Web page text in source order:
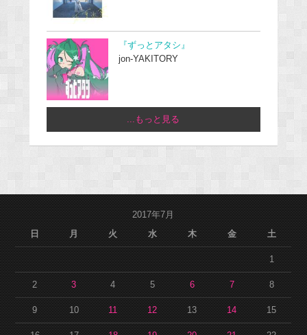
『ずっとアタシ』
jon-YAKITORY
...もっと見る
2017年7月
日
月 火 水 木 金 土
1
2 3 4 5 6 7 8
9 10 11 12 13 14 15